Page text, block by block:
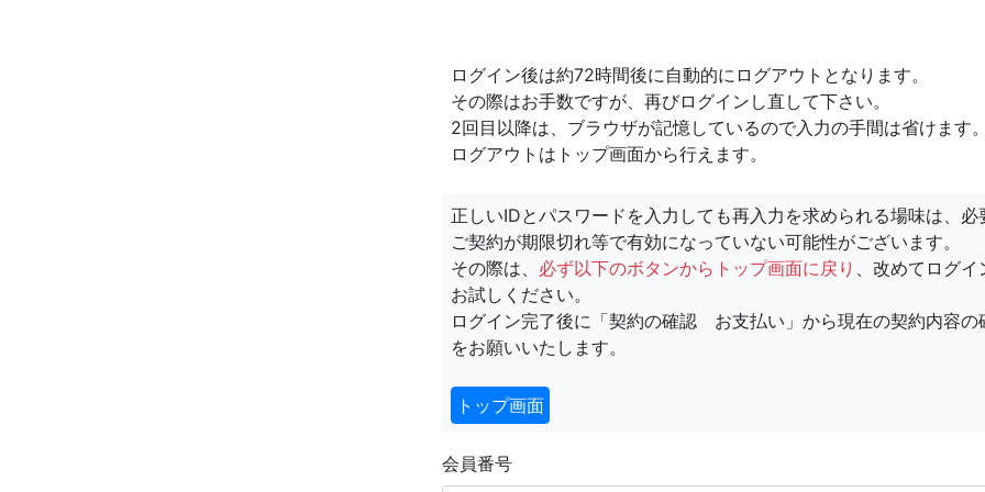
ログイン後は約72時間後に自動的にログアウトとなります。
その際はお手数ですが、再びログインし直して下さい。
2回目以降は、ブラウザが記憶しているので入力の手間は省けます。
ログアウトはトップ画面から行えます。
正しいIDとパスワードを入力しても再入力を求められる場味は、必
ご契約が期限切れ等で有効になっていない可能性がございます。
その際は、 必ず以下のボタンからトップ画面に戻り 、改めてログイ
お試しください。
ログイン完了後に「契約の確認 お支払い」から現在の契約内容の
をお願いいたします。
トップ画面
会員番号